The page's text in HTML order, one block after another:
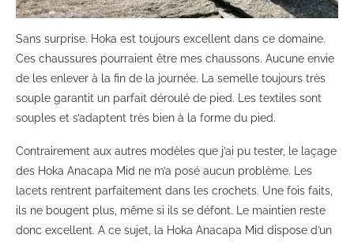
Sans surprise. Hoka est toujours excellent dans ce domaine.
Ces chaussures pourraient être mes chaussons. Aucune envie
de les enlever à la fin de la journée. La semelle toujours très
souple garantit un parfait déroulé de pied. Les textiles sont
souples et s’adaptent très bien à la forme du pied.
Contrairement aux autres modèles que j’ai pu tester, le laçage
des Hoka Anacapa Mid ne m’a posé aucun problème. Les
lacets rentrent parfaitement dans les crochets. Une fois faits,
ils ne bougent plus, même si ils se défont. Le maintien reste
donc excellent. A ce sujet, la Hoka Anacapa Mid dispose d’un